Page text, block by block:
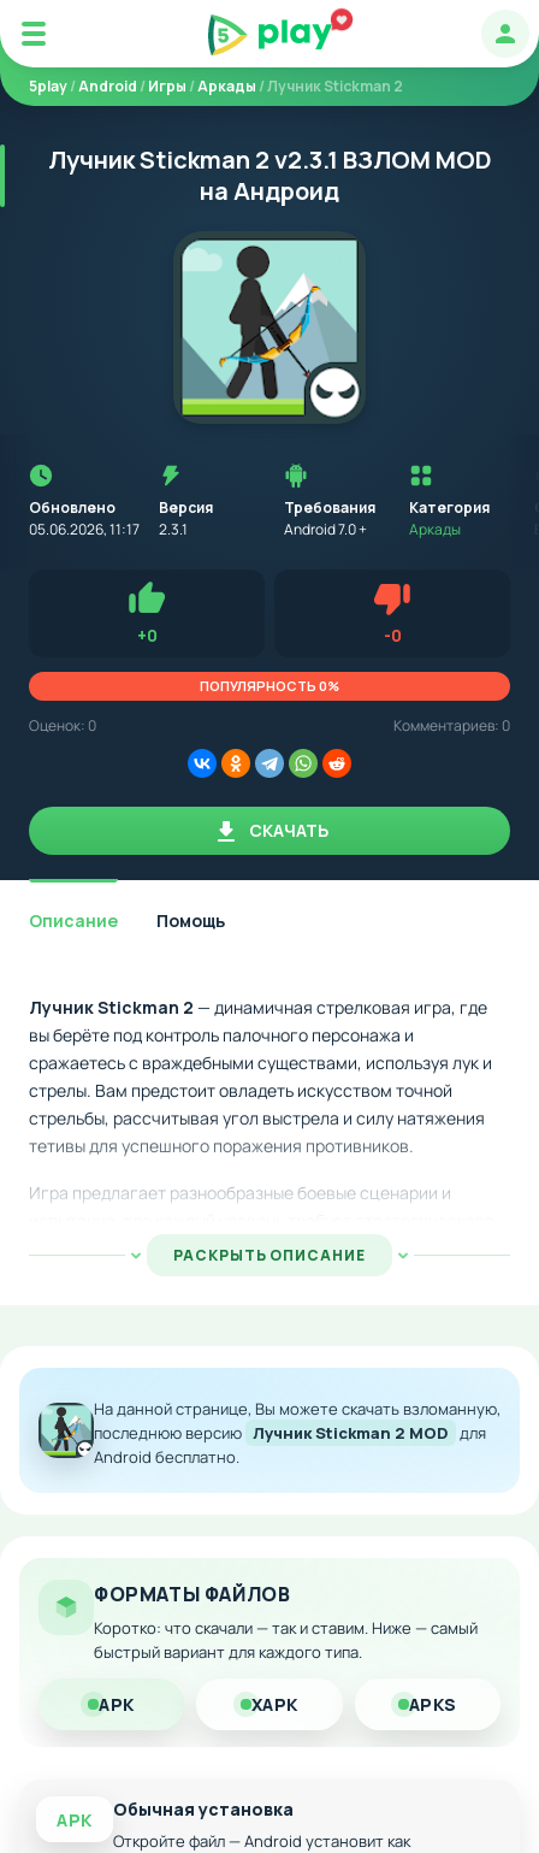
5play/Android /Игры /Аркады / Лучник Stickman 2
Лучник Stickman 2 v2.3.1 ВЗЛОМ MOD
на Андроид
Обновлено
05.06.2026, 11:17
Версия
2.3.1
Требования
Android 7.0 +
установкой
приложения
на
устройство
с
учитывать
версию
указываем
минимальные
необходимые
Категория
Аркады
обращать внимание на установленную версию Android
OS. Мы указываем минимально необходимую версию для
+0Нравится -0Не нравится
ПОПУЛЯРНОСТЬ 0%
Оценок: 0 Комментариев: 0
СКАЧАТЬ
Описание Помощь
Лучник Stickman 2 — динамичная стрелковая игра, где
вы берёте под контроль палочного персонажа и
сражаетесь с враждебными существами, используя лук и
стрелы. Вам предстоит овладеть искусством точной
стрельбы, рассчитывая угол выстрела и силу натяжения
тетивы для успешного поражения противников.
Игра предлагает разнообразные боевые сценарии и
подхода и хорошей координации. Вы столкнётесь с
различными врагами и препятствиями, преодолевая
Особенности мода:
Многочисленные игровые режимы с разной
сложностью
Простое и интуитивное управление на
сенсорном экране
Впечатляющая графика с яркими стикман-
Скачайте модифицированную версию на Андроид и
наслаждайтесь полным функционалом игры без
РАСКРЫТЬ ОПИСАНИЕ
На данной странице, Вы можете скачать взломанную,
последнюю версию Лучник Stickman 2 MOD для
Android бесплатно.
ФОРМАТЫ ФАЙЛОВ
Коротко: что скачали — так и ставим. Ниже — самый
быстрый вариант для каждого типа.
APK XAPK APKS
APK Обычная установка
Откройте файл — Android установит как